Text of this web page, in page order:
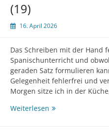
(19)
16. April 2026
Das Schreiben mit der Hand
Spanischunterricht und
geraden Satz formulieren
Gelegenheit fehlerfrei und
Morgen sitze ich in der
Weiterlesen (19)